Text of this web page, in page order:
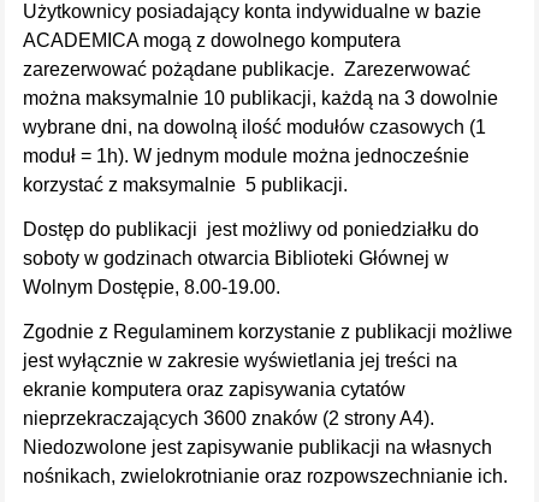
Użytkownicy posiadający konta indywidualne w bazie
ACADEMICA mogą z dowolnego komputera
zarezerwować pożądane publikacje. Zarezerwować
można maksymalnie 10 publikacji, każdą na 3 dowolnie
wybrane dni, na dowolną ilość modułów czasowych (1
moduł = 1h). W jednym module można jednocześnie
korzystać z maksymalnie 5 publikacji.
Dostęp do publikacji jest możliwy od poniedziałku do
soboty w godzinach otwarcia Biblioteki Głównej w
Wolnym Dostępie, 8.00-19.00.
Zgodnie z Regulaminem korzystanie z publikacji możliwe
jest wyłącznie w zakresie wyświetlania jej treści na
ekranie komputera oraz zapisywania cytatów
nieprzekraczających 3600 znaków (2 strony A4).
Niedozwolone jest zapisywanie publikacji na własnych
nośnikach, zwielokrotnianie oraz rozpowszechnianie ich.